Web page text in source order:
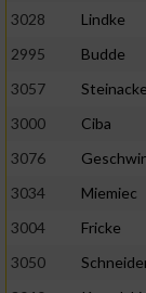
3028 Lindke
2995
Budde
3057
3000
Ciba
3076
3034
Miemiec
3004
Fricke
3050